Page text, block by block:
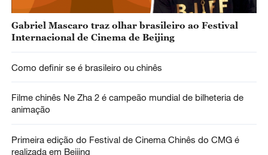
Gabriel Mascaro traz olhar brasileiro ao Festival
Internacional de Cinema de Beijing
Como definir se é brasileiro ou chinês
Filme chinês Ne Zha 2 é campeão mundial de bilheteria de
animação
Primeira edição do Festival de Cinema Chinês do CMG é
realizada em Beijing